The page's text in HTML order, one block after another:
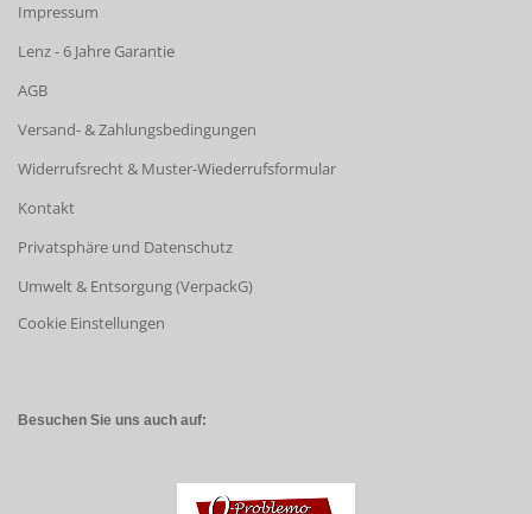
Impressum
Lenz - 6 Jahre Garantie
AGB
Versand- & Zahlungsbedingungen
Widerrufsrecht & Muster-Wiederrufsformular
Kontakt
Privatsphäre und Datenschutz
Umwelt & Entsorgung (VerpackG)
Cookie Einstellungen
Besuchen Sie uns auch auf: